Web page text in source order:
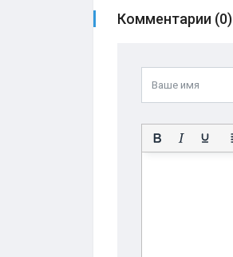
Комментарии (0)